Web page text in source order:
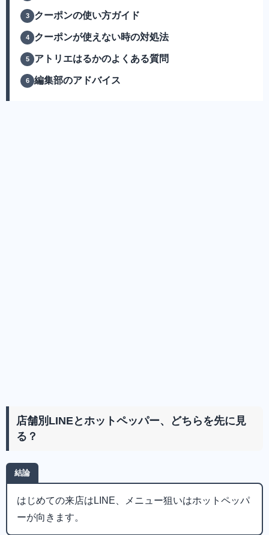
クーポンの使い方ガイド
クーポンが使えない時の対処法
アトリエはるかのよくある質問
編集部のアドバイス
店舗別LINEとホットペッパー、どちらを先に見
る？
結論
はじめての来店はLINE、メニュー狙いはホットペッパ
ーが向きます。